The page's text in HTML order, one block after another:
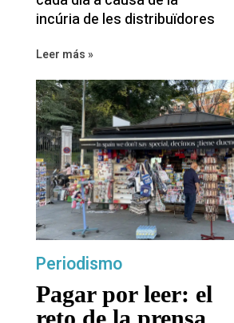
incúria de les distribuïdores
Leer más »
Pagar por leer: el
Periodismo